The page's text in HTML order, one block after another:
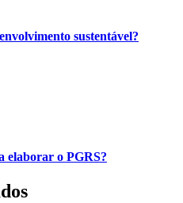
sustentável?
elaborar o PGRS?